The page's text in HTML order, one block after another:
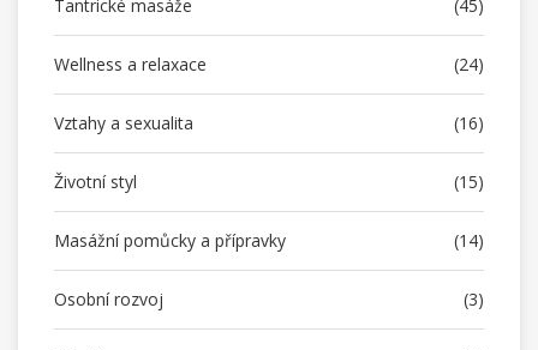
Tantrické masáže (45)
Wellness a relaxace (24)
Vztahy a sexualita (16)
Životní styl (15)
Masážní pomůcky a přípravky (14)
Osobní rozvoj (3)